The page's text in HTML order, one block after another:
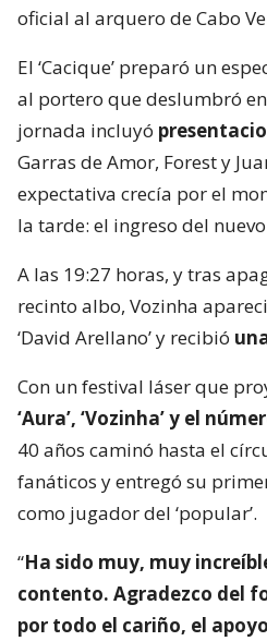
oficial al arquero de Cabo
El ‘Cacique’ preparó un
al portero que deslumbró
jornada incluyó
Garras de Amor, Forest y
expectativa crecía por el
la tarde: el ingreso del
A las 19:27 horas, y tras
recinto albo, Vozinha
‘David Arellano’ y recibió
Con un festival láser que
‘Aura’, ‘Vozinha’ y el
40 años caminó hasta el
fanáticos y entregó su
como jugador del ‘popular’.
“Ha sido muy, muy
contento. Agradezco del
por todo el cariño, el